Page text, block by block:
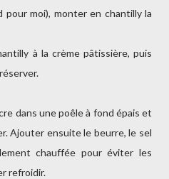
moi), monter en chantilly la
à la crème pâtissière, puis
dans une poêle à fond épais et
Ajouter ensuite le beurre, le sel
chauffée pour éviter les
refroidir.